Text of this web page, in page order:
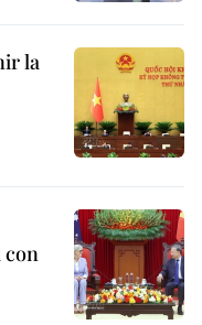
la
con